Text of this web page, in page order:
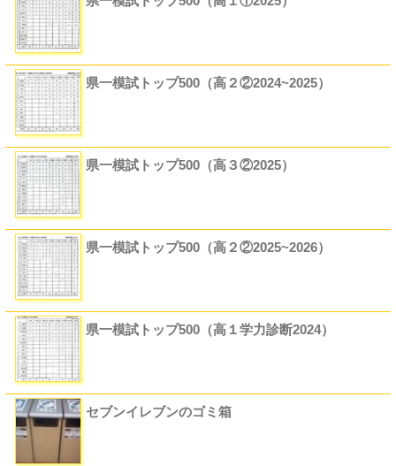
県一模試トップ500（高２②2024~2025）
県一模試トップ500（高３②2025）
県一模試トップ500（高２②2025~2026）
県一模試トップ500（高１学力診断2024）
セブンイレブンのゴミ箱